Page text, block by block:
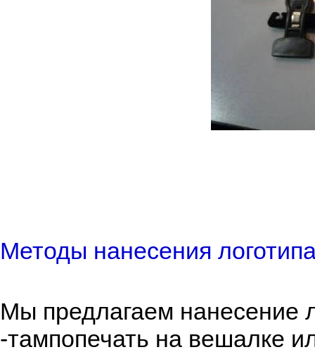
Методы нанесения
Мы предлагаем нанесение
-тампопечать на вешалке